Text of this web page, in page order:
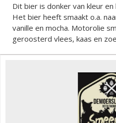
Dit bier is donker van kleur
Het bier heeft smaakt o.a.
vanille en mocha. Motorolie
geroosterd vlees, kaas en